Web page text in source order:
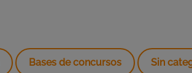
Bases de concursos Sin